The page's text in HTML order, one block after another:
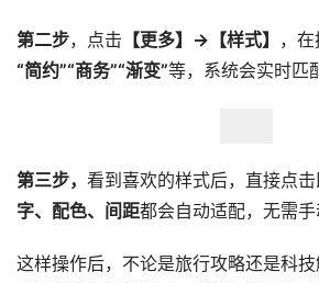
第二步，点击 【更多】→【样式】
，
“简约”“商务”“渐变”等，系统会实时匹
第三步， 看到喜欢的样式后，直接点
字、配色、间距都会自动适配，无需手
这样操作后，不论是旅行攻略还是科